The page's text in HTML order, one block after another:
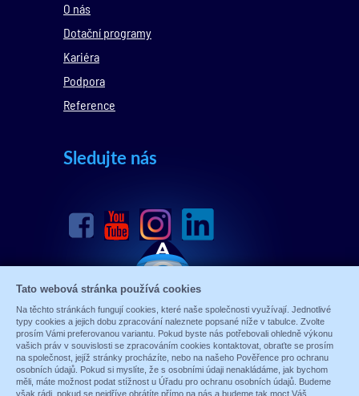
O nás
Dotační programy
Kariéra
Podpora
Reference
Sledujte nás
Tato webová stránka používá cookies
Na těchto stránkách fungují cookies, které naše společnosti využívají. Jednotlivé
typy cookies a jejich dobu zpracování naleznete popsané níže v tabulce. Zvolte
prosím Vámi preferovanou variantu. Pokud byste nás potřebovali ohledně výkonu
vašich práv v souvislosti se zpracováním cookies kontaktovat, obraťte se prosím
na společnost, jejíž stránky procházíte, nebo na našeho Pověřence pro ochranu
osobních údajů. Pokud si myslíte, že s osobními údaji nenakládáme, jak bychom
měli, máte možnost podat stížnost u Úřadu pro ochranu osobních údajů. Budeme
však rádi, pokud se nejdříve obrátíte přímo na nás a budeme tak moct Váš